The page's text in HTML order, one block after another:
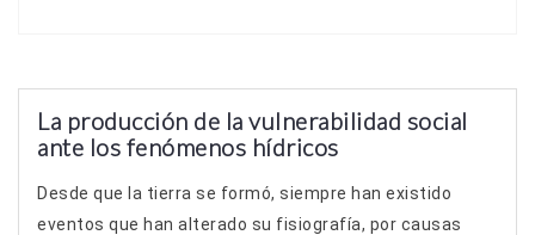
La producción de la vulnerabilidad social
ante los fenómenos hídricos
Desde que la tierra se formó, siempre han existido
eventos que han alterado su fisiografía, por causas